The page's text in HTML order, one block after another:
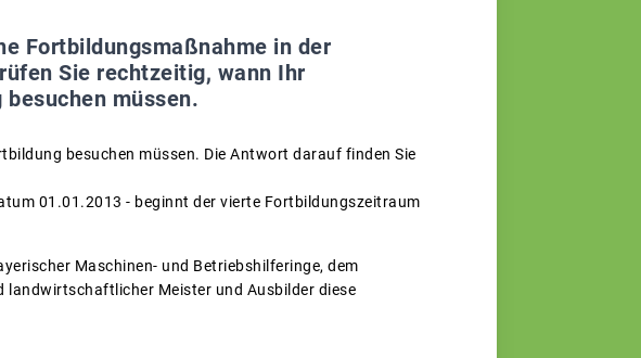
Fortbildungsmaßnahme in der
Sie rechtzeitig, wann Ihr
müssen.
besuchen müssen. Die Antwort darauf finden Sie
01.01.2013 - beginnt der vierte Fortbildungszeitraum
Maschinen- und Betriebshilferinge, dem
Meister und Ausbilder diese